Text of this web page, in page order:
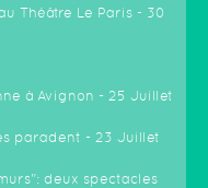
Théâtre Le Paris - 30
à Avignon - 25 Juillet
paradent - 23 Juillet
deux spectacles